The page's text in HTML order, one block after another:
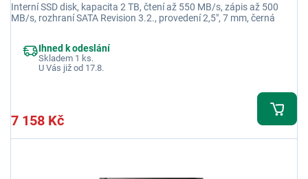
Interní SSD disk, kapacita 2 TB, čtení až 550 MB/s, zápis až 500
MB/s, rozhraní SATA Revision 3.2., provedení 2,5", 7 mm, černá
Ihned k odeslání
Skladem 1 ks.
U Vás již od 17.8.
7 158 Kč